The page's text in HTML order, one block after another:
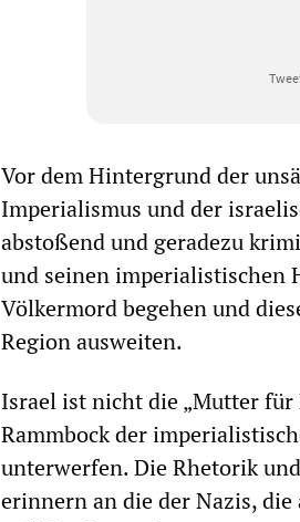
Vor dem Hintergrund der
Imperialismus und der
abstoßend und geradezu
und seinen imperialistischen
Völkermord begehen und
Region ausweiten.
Israel ist nicht die „Mutter für
Rammbock der
unterwerfen. Die Rhetorik
erinnern an die der Nazis,